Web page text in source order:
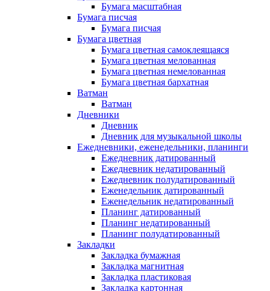
Бумага масштабная
Бумага писчая
Бумага писчая
Бумага цветная
Бумага цветная самоклеящаяся
Бумага цветная мелованная
Бумага цветная немелованная
Бумага цветная бархатная
Ватман
Ватман
Дневники
Дневник
Дневник для музыкальной школы
Ежедневники, еженедельники, планинги
Ежедневник датированный
Ежедневник недатированный
Ежедневник полудатированный
Еженедельник датированный
Еженедельник недатированный
Планинг датированный
Планинг недатированный
Планинг полудатированный
Закладки
Закладка бумажная
Закладка магнитная
Закладка пластиковая
Закладка картонная